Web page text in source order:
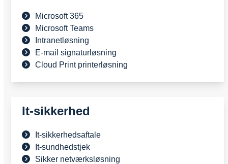
Microsoft 365
Microsoft Teams
Intranetløsning
E-mail signaturløsning
Cloud Print printerløsning
It-sikkerhed
It-sikkerhedsaftale
It-sundhedstjek
Sikker netværksløsning